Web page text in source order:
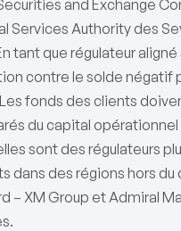
and Exchange
Services Authority des
tant que régulateur
contre le solde négatif
fonds des clients
du capital opérationnel
sont des régulateurs
dans des régions hors du
– XM Group et Admiral